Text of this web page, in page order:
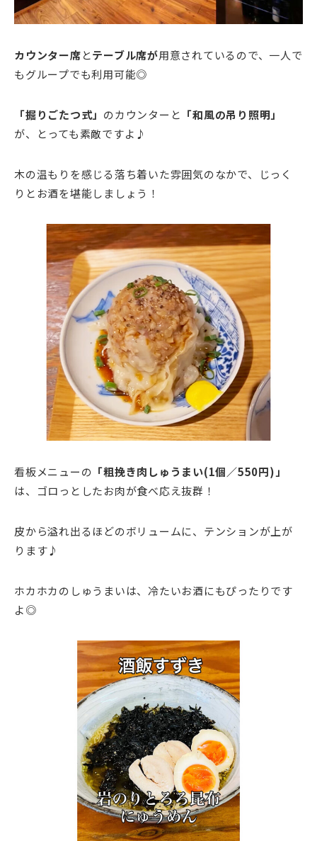
カウンター席とテーブル席が用意されているので、一人で
もグループでも利用可能◎
「掘りごたつ式」 のカウンターと 「和風の吊り照明」
が、とっても素敵ですよ♪
木の温もりを感じる落ち着いた雰囲気のなかで、じっく
りとお酒を堪能しましょう！
看板メニューの 「粗挽き肉しゅうまい(1個／550円)」
は、ゴロっとしたお肉が食べ応え抜群！
皮から溢れ出るほどのボリュームに、テンションが上が
ります♪
ホカホカのしゅうまいは、冷たいお酒にもぴったりです
よ◎